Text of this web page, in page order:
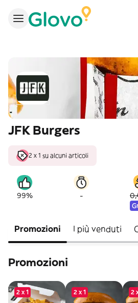
JFK Burgers
2 x 1 su alcuni articoli
99% -
Promozioni I più venduti
Promozioni
2 x 1 2 x 1 2